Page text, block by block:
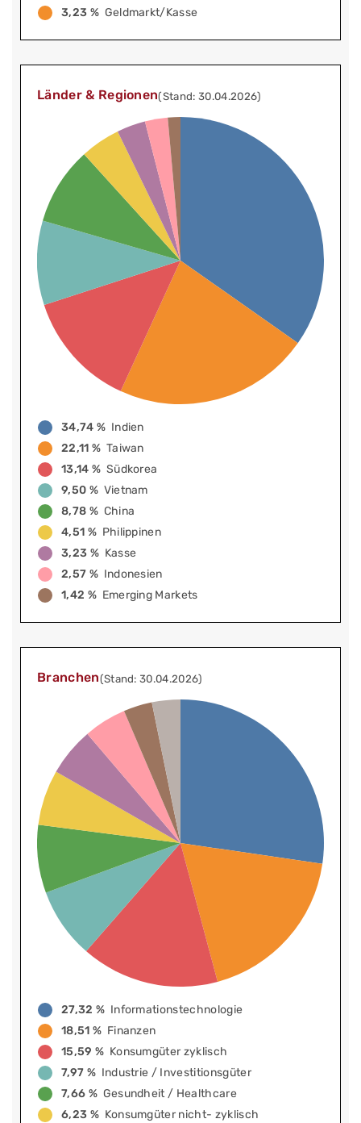
3,23 % Geldmarkt/Kasse
Länder & Regionen(Stand: 30.04.2026)
34,74 % Indien
22,11 % Taiwan
13,14 % Südkorea
9,50 % Vietnam
8,78 % China
4,51 % Philippinen
3,23 % Kasse
2,57 % Indonesien
1,42 % Emerging Markets
Branchen(Stand: 30.04.2026)
27,32 % Informationstechnologie
18,51 % Finanzen
15,59 % Konsumgüter zyklisch
7,97 % Industrie / Investitionsgüter
7,66 % Gesundheit / Healthcare
6,23 % Konsumgüter nicht- zyklisch